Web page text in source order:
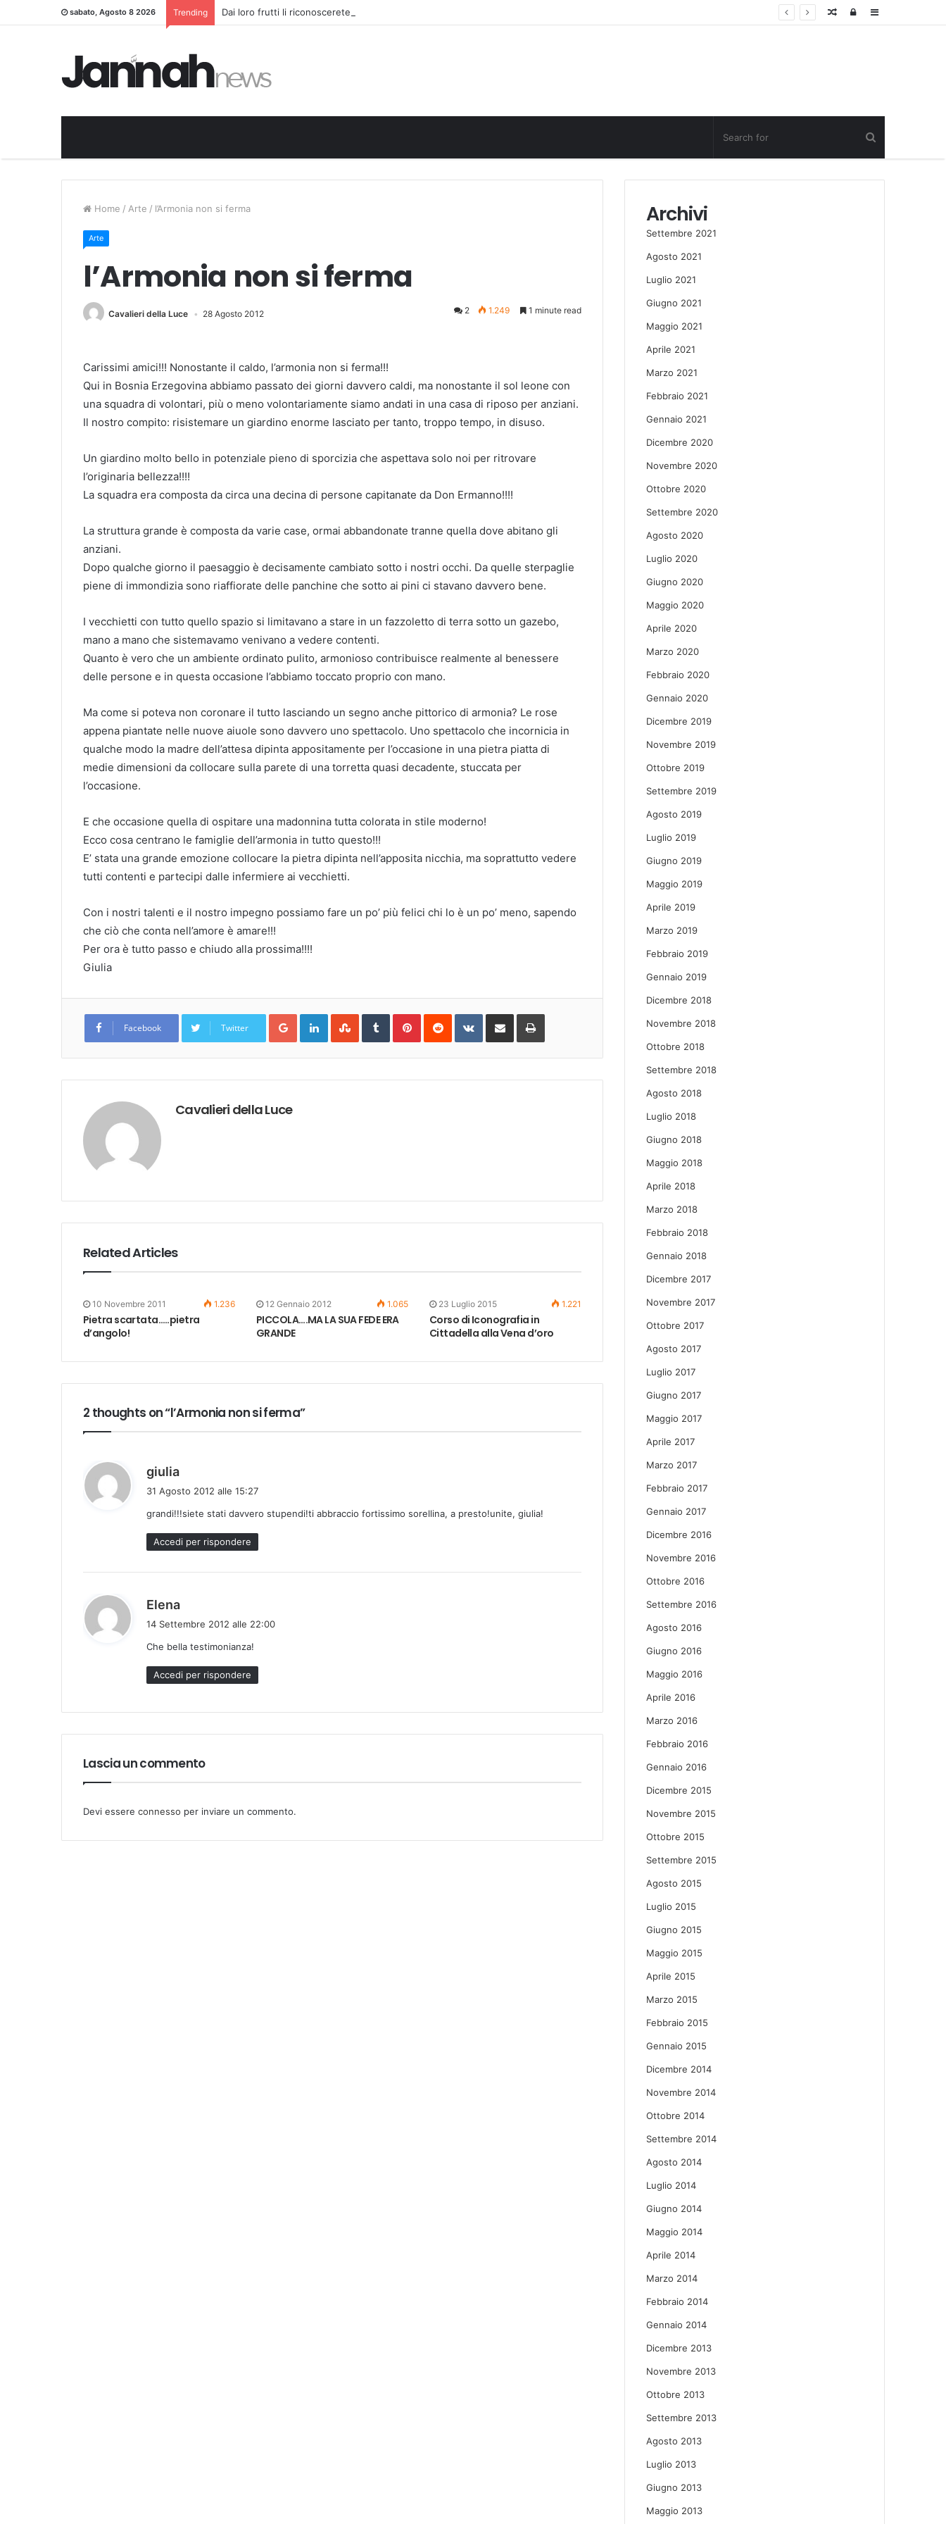
sabato, Agosto 8 2026 Trending Dai loro frutti li riconoscerete Sidebar
Log
Random
Home / Arte / l’Armonia non si ferma
Arte
l’Armonia non si ferma
Cavalieri della Luce 28 Agosto 2012 2 1.249 1 minute read
Carissimi amici!!! Nonostante il caldo, l’armonia non si ferma!!!
Qui in Bosnia Erzegovina abbiamo passato dei giorni davvero caldi, ma nonostante il sol leone con
una squadra di volontari, più o meno volontariamente siamo andati in una casa di riposo per anziani.
Il nostro compito: risistemare un giardino enorme lasciato per tanto, troppo tempo, in disuso.
Un giardino molto bello in potenziale pieno di sporcizia che aspettava solo noi per ritrovare
l’originaria bellezza!!!!
La squadra era composta da circa una decina di persone capitanate da Don Ermanno!!!!
La struttura grande è composta da varie case, ormai abbandonate tranne quella dove abitano gli
anziani.
Dopo qualche giorno il paesaggio è decisamente cambiato sotto i nostri occhi. Da quelle sterpaglie
piene di immondizia sono riaffiorate delle panchine che sotto ai pini ci stavano davvero bene.
I vecchietti con tutto quello spazio si limitavano a stare in un fazzoletto di terra sotto un gazebo,
mano a mano che sistemavamo venivano a vedere contenti.
Quanto è vero che un ambiente ordinato pulito, armonioso contribuisce realmente al benessere
delle persone e in questa occasione l’abbiamo toccato proprio con mano.
Ma come si poteva non coronare il tutto lasciando un segno anche pittorico di armonia? Le rose
appena piantate nelle nuove aiuole sono davvero uno spettacolo. Uno spettacolo che incornicia in
qualche modo la madre dell’attesa dipinta appositamente per l’occasione in una pietra piatta di
medie dimensioni da collocare sulla parete di una torretta quasi decadente, stuccata per
l’occasione.
E che occasione quella di ospitare una madonnina tutta colorata in stile moderno!
Ecco cosa centrano le famiglie dell’armonia in tutto questo!!!
E’ stata una grande emozione collocare la pietra dipinta nell’apposita nicchia, ma soprattutto vedere
tutti contenti e partecipi dalle infermiere ai vecchietti.
Con i nostri talenti e il nostro impegno possiamo fare un po’ più felici chi lo è un po’ meno, sapendo
che ciò che conta nell’amore è amare!!!
Per ora è tutto passo e chiudo alla prossima!!!!
Giulia
Facebook Twitter
Google+LinkedInStumbleUpon
TumblrPinterestReddit VKontakteShare
Email
Print
Cavalieri della Luce
Related Articles
10 Novembre 2011 1.236
Pietra scartata…..pietra
d’angolo!
12 Gennaio 2012 1.065
PICCOLA….MA LA SUA FEDE ERA
GRANDE
23 Luglio 2015 1.221
Corso di Iconografia in
Cittadella alla Vena d’oro
2 thoughts on “l’Armonia non si ferma”
giulia
e
t
t
31 Agosto 2012 alle 15:27
grandi!!!siete stati davvero stupendi!ti abbraccio fortissimo sorellina, a presto!unite, giulia!
Accedi per rispondere
Elena
e
t
t
:
14 Settembre 2012 alle 22:00
Che bella testimonianza!
Accedi per rispondere
Lascia un commento
Devi essere connesso per inviare un commento.
Archivi
Settembre 2021
Agosto 2021
Luglio 2021
Giugno 2021
Maggio 2021
Aprile 2021
Marzo 2021
Febbraio 2021
Gennaio 2021
Dicembre 2020
Novembre 2020
Ottobre 2020
Settembre 2020
Agosto 2020
Luglio 2020
Giugno 2020
Maggio 2020
Aprile 2020
Marzo 2020
Febbraio 2020
Gennaio 2020
Dicembre 2019
Novembre 2019
Ottobre 2019
Settembre 2019
Agosto 2019
Luglio 2019
Giugno 2019
Maggio 2019
Aprile 2019
Marzo 2019
Febbraio 2019
Gennaio 2019
Dicembre 2018
Novembre 2018
Ottobre 2018
Settembre 2018
Agosto 2018
Luglio 2018
Giugno 2018
Maggio 2018
Aprile 2018
Marzo 2018
Febbraio 2018
Gennaio 2018
Dicembre 2017
Novembre 2017
Ottobre 2017
Agosto 2017
Luglio 2017
Giugno 2017
Maggio 2017
Aprile 2017
Marzo 2017
Febbraio 2017
Gennaio 2017
Dicembre 2016
Novembre 2016
Ottobre 2016
Settembre 2016
Agosto 2016
Giugno 2016
Maggio 2016
Aprile 2016
Marzo 2016
Febbraio 2016
Gennaio 2016
Dicembre 2015
Novembre 2015
Ottobre 2015
Settembre 2015
Agosto 2015
Luglio 2015
Giugno 2015
Maggio 2015
Aprile 2015
Marzo 2015
Febbraio 2015
Gennaio 2015
Dicembre 2014
Novembre 2014
Ottobre 2014
Settembre 2014
Agosto 2014
Luglio 2014
Giugno 2014
Maggio 2014
Aprile 2014
Marzo 2014
Febbraio 2014
Gennaio 2014
Dicembre 2013
Novembre 2013
Ottobre 2013
Settembre 2013
Agosto 2013
Luglio 2013
Giugno 2013
Maggio 2013